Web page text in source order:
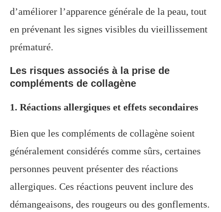
d’améliorer l’apparence générale de la peau, tout
en prévenant les signes visibles du vieillissement
prématuré.
Les risques associés à la prise de
compléments de collagène
1. Réactions allergiques et effets secondaires
Bien que les compléments de collagène soient
généralement considérés comme sûrs, certaines
personnes peuvent présenter des réactions
allergiques. Ces réactions peuvent inclure des
démangeaisons, des rougeurs ou des gonflements.